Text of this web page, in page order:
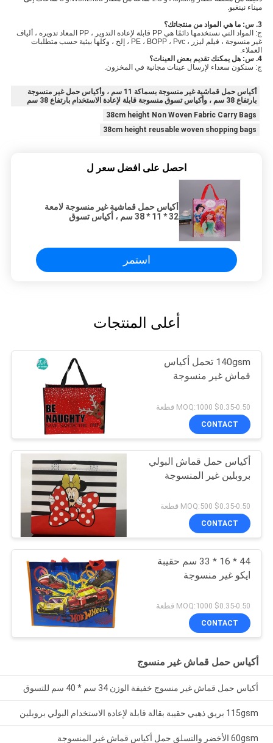
ميناء نينغبو.
3. س: ما هي المواد من منتجاتك؟
ج: المواد التي نستخدمها دائمًا هي PP قابلة لإعادة التدوير ، PP المعاد تدويره ، ألياف
غير منسوجة ، فيلم ليزر ، PE ، BOPP ، Pvc ، إلخ ، وكلها بيئية حسب متطلبات
العملاء.
4. س: هل يمكنك تقديم بعض العينات؟
ج: سنكون سعداء لإرسال عينات مجانية في المخزون.
أكياس حمل قماشية غير منسوجة بسماكة 11 سم ، وأكياس حمل غير منسوجة
بارتفاع 38 سم ، وأكياس تسوق منسوجة قابلة لإعادة الاستخدام بارتفاع 38 سم
38cm height Non Woven Fabric Carry Bags
38cm height reusable woven shopping bags
احصل على افضل سعر ل
أكياس حمل قماشية غير منسوجة لامعة
32 * 11 * 38 سم ، أكياس تسوق
استمر
أعلى المنتجات
140gsm تحمل أكياس
قماش غير منسوجة
$0.35-0.50 MOQ:1000 قطعة
CONTACT
أكياس حمل قماش البولي
بروبلين غير المنسوجة
$0.35-0.50 MOQ:500 قطعة
CONTACT
44 * 16 * 33 سم حقيبة
ايكو غير منسوجة
$0.35-0.50 MOQ:1000 قطعة
CONTACT
أكياس حمل قماش غير منسوج
أكياس حمل قماش غير منسوج خفيفة الوزن 34 سم * 40 سم للتسوق
115gsm بريق ذهبي حقيبة بقالة قابلة لإعادة الاستخدام البولي بروبلين
60gsm الأخضر والتسلق حمل أكياس قماش غير المنسوجة